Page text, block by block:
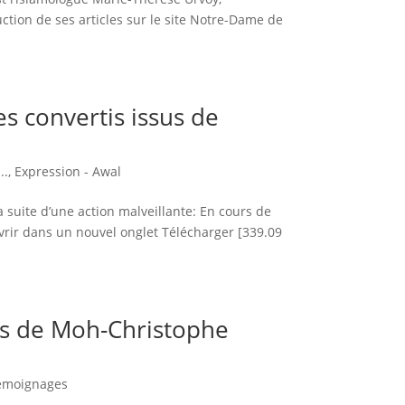
de ses articles sur le site Notre-Dame de
convertis issus de
, Expression - Awal
d’une action malveillante: En cours de
dans un nouvel onglet Télécharger [339.09
de Moh-Christophe